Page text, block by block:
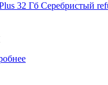
32 Гб Серебристый